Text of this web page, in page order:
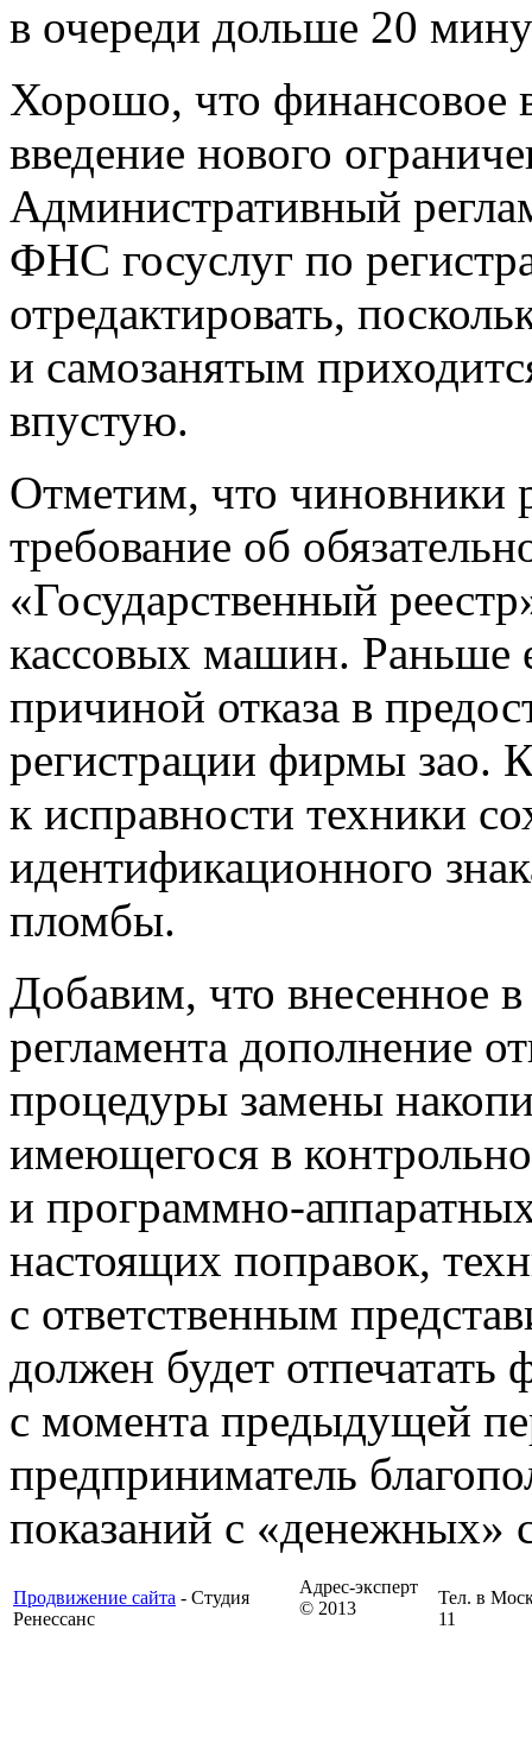
в очереди дольше 20
Хорошо, что финансовое
введение нового
Административный
ФНС госуслуг по
отредактировать,
и самозанятым
впустую.
Отметим, что чиновники
требование об
«Государственный
кассовых машин. Раньше
причиной отказа в
регистрации фирмы зао.
к исправности техники
идентификационного
пломбы.
Добавим, что внесенное
регламента дополнение
процедуры замены
имеющегося в
и программно-
настоящих поправок,
с ответственным
должен будет отпечатать
с момента предыдущей
предприниматель
показаний с «денежных»
Продвижение сайта - Студия
Ренессанс
Адрес-эксперт
© 2013
Тел. в
11